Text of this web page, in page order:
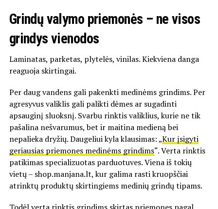
Grindų valymo priemonės – ne visos
grindys vienodos
Laminatas, parketas, plytelės, vinilas. Kiekviena danga
reaguoja skirtingai.
Per daug vandens gali pakenkti medinėms grindims. Per
agresyvus valiklis gali palikti dėmes ar sugadinti
apsauginį sluoksnį. Svarbu rinktis valiklius, kurie ne tik
pašalina nešvarumus, bet ir maitina medieną bei
nepalieka dryžių. Daugeliui kyla klausimas: „Kur įsigyti
geriausias priemones medinėms grindims“. Verta rinktis
patikimas specializuotas parduotuves. Viena iš tokių
vietų – shop.manjana.lt, kur galima rasti kruopščiai
atrinktų produktų skirtingiems medinių grindų tipams.